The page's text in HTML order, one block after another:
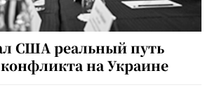
США реальный путь
на Украине